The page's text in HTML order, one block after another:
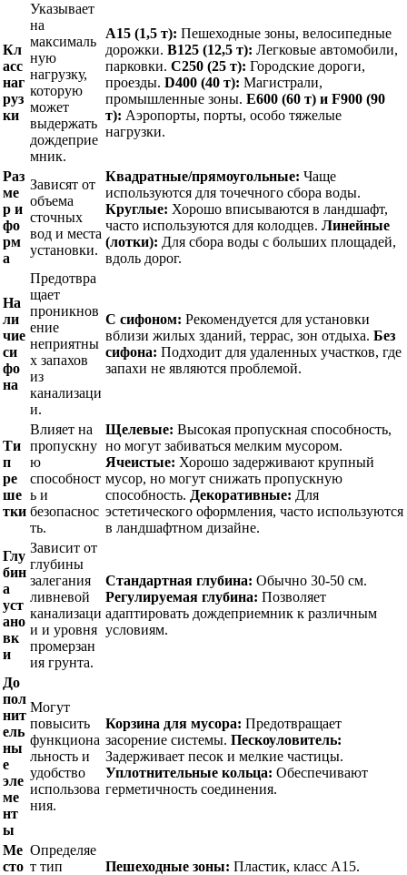
Кл
асс
наг
руз
ки
Указывает
на
максималь
ную
нагрузку,
которую
может
выдержать
дождеприе
мник.
A15 (1,5 т): Пешеходные зоны, велосипедные
дорожки. B125 (12,5 т): Легковые автомобили,
парковки. C250 (25 т): Городские дороги,
проезды. D400 (40 т): Магистрали,
промышленные зоны. E600 (60 т) и F900 (90
т): Аэропорты, порты, особо тяжелые
нагрузки.
Раз
ме
р и
фо
рм
а
Зависят от
объема
сточных
вод и места
установки.
Квадратные/прямоугольные: Чаще
используются для точечного сбора воды.
Круглые: Хорошо вписываются в ландшафт,
часто используются для колодцев. Линейные
(лотки): Для сбора воды с больших площадей,
вдоль дорог.
На
ли
чие
си
фо
на
Предотвра
щает
проникнов
ение
неприятны
х запахов
из
канализаци
и.
С сифоном: Рекомендуется для установки
вблизи жилых зданий, террас, зон отдыха. Без
сифона: Подходит для удаленных участков, где
запахи не являются проблемой.
Ти
п
ре
ше
тки
Влияет на
пропускну
ю
способност
ь и
безопаснос
ть.
Щелевые: Высокая пропускная способность,
но могут забиваться мелким мусором.
Ячеистые: Хорошо задерживают крупный
мусор, но могут снижать пропускную
способность. Декоративные: Для
эстетического оформления, часто используются
в ландшафтном дизайне.
Глу
бин
а
уст
ано
вк
и
Зависит от
глубины
залегания
ливневой
канализаци
и и уровня
промерзан
ия грунта.
Стандартная глубина: Обычно 30-50 см.
Регулируемая глубина: Позволяет
адаптировать дождеприемник к различным
условиям.
До
пол
нит
ель
ны
е
эле
ме
нт
ы
Могут
повысить
функциона
льность и
удобство
использова
ния.
Корзина для мусора: Предотвращает
засорение системы. Пескоуловитель:
Задерживает песок и мелкие частицы.
Уплотнительные кольца: Обеспечивают
герметичность соединения.
Ме
сто
Определяе
т тип
Пешеходные зоны: Пластик, класс A15.